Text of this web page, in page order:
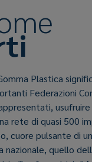
Plastica
Federazioni
rete di quasi 500
cuore pulsante di
nazionale, quello